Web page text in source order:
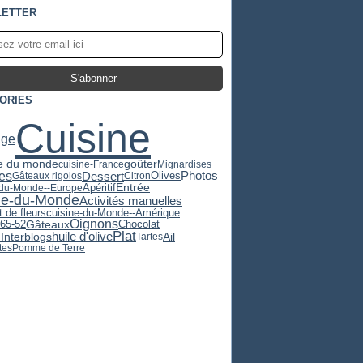
Cuisine
du mondecuisine-FrancegoûterMignardises
Gâteaux rigolosDessertCitronOlives Photos
Monde--EuropeApéritifEntrée
du-MondeActivités manuelles
de fleurscuisine-du-Monde--Amérique
52GâteauxOignonsChocolat
huile d'olivePlatTartesAil
Pomme de Terre